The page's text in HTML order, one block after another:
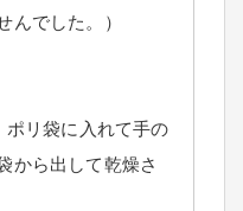
んでした。）
リ袋に入れて手の
から出して乾燥さ